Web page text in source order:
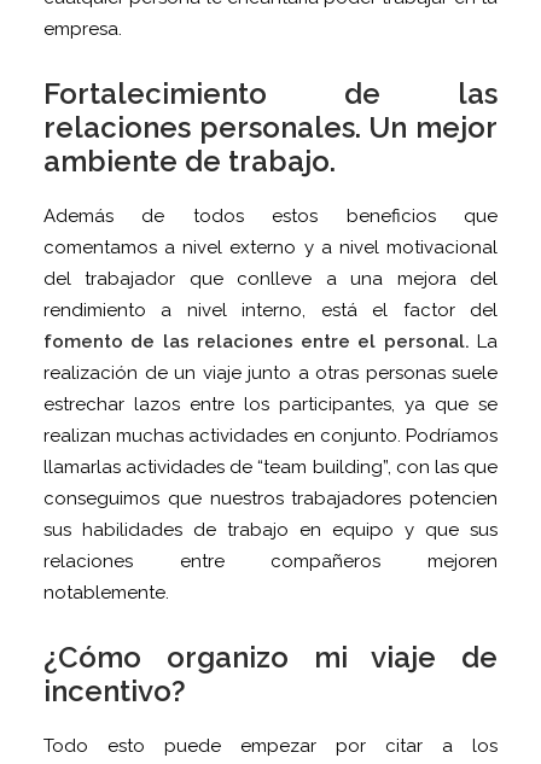
empresa.
Fortalecimiento de las
relaciones personales. Un mejor
ambiente de trabajo.
Además de todos estos beneficios que
comentamos a nivel externo y a nivel motivacional
del trabajador que conlleve a una mejora del
rendimiento a nivel interno, está el factor del
fomento de las relaciones entre el personal. La
realización de un viaje junto a otras personas suele
estrechar lazos entre los participantes, ya que se
realizan muchas actividades en conjunto. Podríamos
llamarlas actividades de “team building”, con las que
conseguimos que nuestros trabajadores potencien
sus habilidades de trabajo en equipo y que sus
relaciones entre compañeros mejoren
notablemente.
¿Cómo organizo mi viaje de
incentivo?
Todo esto puede empezar por citar a los